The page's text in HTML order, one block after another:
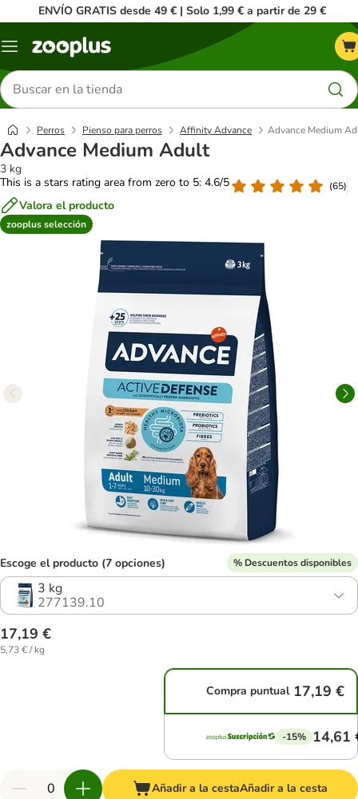
ENVÍO GRATIS desde 49 € | Solo 1,99 € a partir de 29 €
Menú
Buscar
productos
Perros Pienso para perros Affinity Advance Advance Medium
Advance Medium Adult
3 kg
This is a stars rating area from zero to 5: 4.6/5
(65)
Valora el producto
zooplus selección
Escoge el producto (7 opciones) % Descuentos disponibles
3 kg
277139.10
17,19 €
5,73 € / kg
Compra puntual 17,19 €
-15% 14,61
Añadir a la cestaAñadir a la cesta